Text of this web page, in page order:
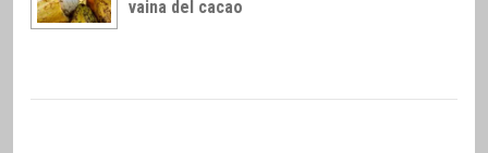
vaina del cacao